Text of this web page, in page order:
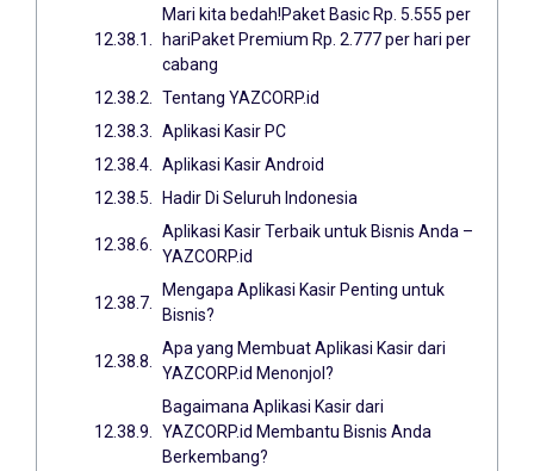
Mari kita bedah!Paket Basic Rp. 5.555 per
hariPaket Premium Rp. 2.777 per hari per
cabang
Tentang YAZCORP.id
Aplikasi Kasir PC
Aplikasi Kasir Android
Hadir Di Seluruh Indonesia
Aplikasi Kasir Terbaik untuk Bisnis Anda –
YAZCORP.id
Mengapa Aplikasi Kasir Penting untuk
Bisnis?
Apa yang Membuat Aplikasi Kasir dari
YAZCORP.id Menonjol?
Bagaimana Aplikasi Kasir dari
YAZCORP.id Membantu Bisnis Anda
Berkembang?